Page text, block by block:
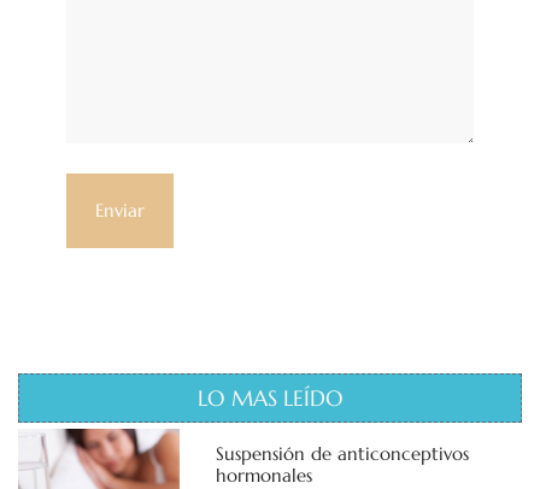
LO MAS LEÍDO
Suspensión de anticonceptivos
hormonales